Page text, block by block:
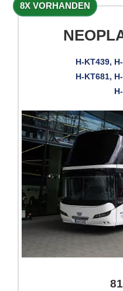
8X VORHANDEN
H-KT439,
H-KT681,